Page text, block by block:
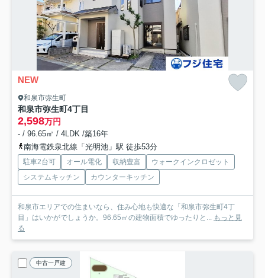
NEW
和泉市弥生町
和泉市弥生町4丁目
2,598万円
- / 96.65㎡ / 4LDK /築16年
南海電鉄泉北線「光明池」駅 徒歩53分
駐車2台可 オール電化 収納豊富
ウォークインクロゼット
システムキッチン
カウンターキッチン
和泉市エリアでの住まいなら、住み心地も快適な「和泉市弥生町4丁
目」はいかがでしょうか。96.65㎡の建物面積でゆったりと... もっと見
る
中古一戸建